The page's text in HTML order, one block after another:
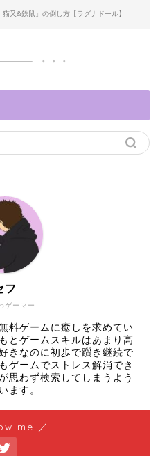
又&鉄鼠」の倒し方【ラグナドール】
ゲーマー
フ
料ゲームに癒しを求めてい
とゲームスキルはあまり高
きなのに初歩で躓き継続で
ゲームでストレス解消でき
思わず検索してしまうよう
ます。
me ／